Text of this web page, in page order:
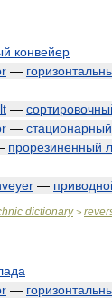
конвейер
—
—
—
прорезиненный
—
dictionary>
—